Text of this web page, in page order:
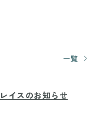
一覧
イスのお知らせ